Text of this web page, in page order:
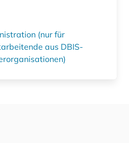
(nur für
aus DBIS-